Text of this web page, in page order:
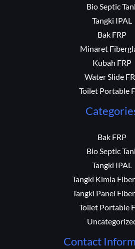
Bio Septic
Tangki IPAL
Bak FRP
Minaret
Kubah FRP
Water Slide
Toilet Portable
Bak FRP
Bio Septic
Tangki IPAL
Tangki Kimia
Tangki Panel
Toilet Portable
Contact